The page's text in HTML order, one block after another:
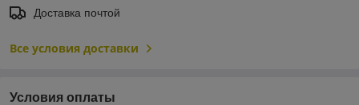
Доставка почтой
Все условия доставки
Условия оплаты